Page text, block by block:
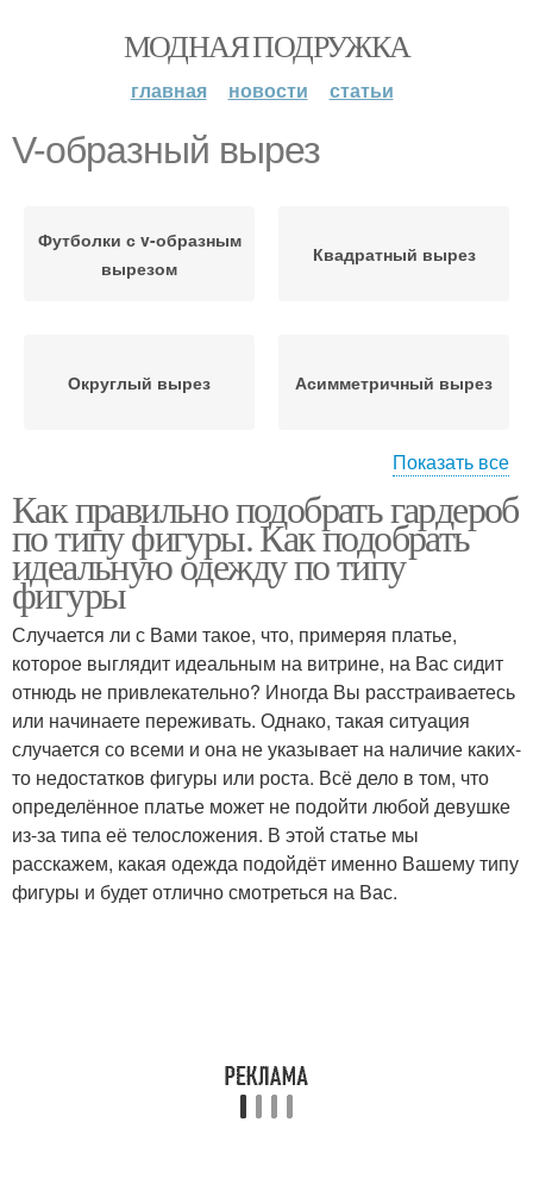
МОДНАЯ ПОДРУЖКА
главная новости статьи
V-образный вырез
Футболки с v-образным
вырезом
Квадратный вырез
Округлый вырез Асимметричный вырез
Украшения под вырез Серьги под вырез
Показать все
Как правильно подобрать гардероб
по типу фигуры. Как подобрать
идеальную одежду по типу
фигуры
Случается ли с Вами такое, что, примеряя платье,
которое выглядит идеальным на витрине, на Вас сидит
отнюдь не привлекательно? Иногда Вы расстраиваетесь
или начинаете переживать. Однако, такая ситуация
случается со всеми и она не указывает на наличие каких-
то недостатков фигуры или роста. Всё дело в том, что
определённое платье может не подойти любой девушке
из-за типа её телосложения. В этой статье мы
расскажем, какая одежда подойдёт именно Вашему типу
фигуры и будет отлично смотреться на Вас.